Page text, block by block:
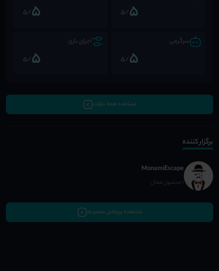
5
/5
5
/5
سرگرمی
5
/5
اجرای بازی
5
/5
مشاهده همه نظرات
برگزار کننده
MonamiEscape
1 محصول فعال
مشاهده پروفایل مجموعه